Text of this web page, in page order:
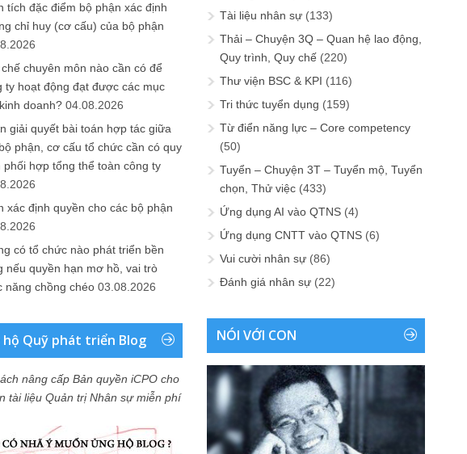
tích đặc điểm bộ phận xác định
chỉ huy (cơ cấu) của bộ phận
chuyên môn nào cần có để
ty hoạt động đạt được các mục
doanh? 04.08.2026
giải quyết bài toán hợp tác giữa
phận, cơ cấu tổ chức cần có quy
phối hợp tổng thể toàn công ty
xác định quyền cho các bộ phận
có tổ chức nào phát triển bền
nếu quyền hạn mơ hồ, vai trò
năng chồng chéo 03.08.2026
hộ Quỹ phát triển Blog
nâng cấp Bản quyền iCPO cho
tài liệu Quản trị Nhân sự miễn phí
Tài liệu nhân sự (133)
Thải – Chuyện 3Q – Quan hệ lao động,
Quy trình, Quy chế (220)
Thư viện BSC & KPI (116)
Tri thức tuyển dụng (159)
Từ điển năng lực – Core competency
(50)
Tuyển – Chuyện 3T – Tuyển mộ, Tuyển
chọn, Thử việc (433)
Ứng dụng AI vào QTNS (4)
Ứng dụng CNTT vào QTNS (6)
Vui cười nhân sự (86)
Đánh giá nhân sự (22)
NÓI VỚI CON